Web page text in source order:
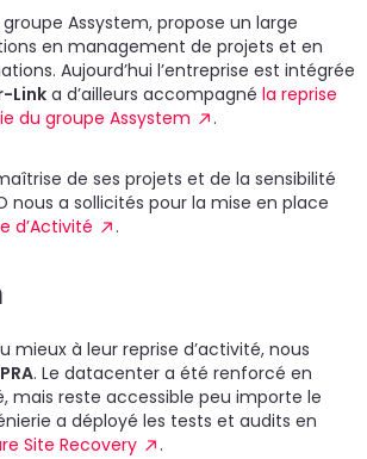
groupe Assystem, propose un large
en management de projets et en
Aujourd’hui l’entreprise est intégrée
Linka d’ailleurs accompagné la reprise
du groupe Assystem
.
de ses projets et de la sensibilité
nous a sollicités pour la mise en place
d’Activité .
mieux à leur reprise d’activité, nous
. Le datacenter a été renforcé en
mais reste accessible peu importe le
a déployé les tests et audits en
Site Recovery .